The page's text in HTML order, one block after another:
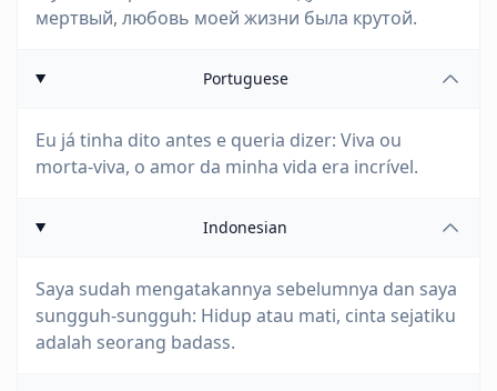
мертвый, любовь моей жизни была крутой.
Portuguese
Eu já tinha dito antes e queria dizer: Viva ou
morta-viva, o amor da minha vida era incrível.
Indonesian
Saya sudah mengatakannya sebelumnya dan saya
sungguh-sungguh: Hidup atau mati, cinta sejatiku
adalah seorang badass.